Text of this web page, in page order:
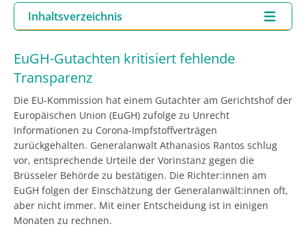
Inhaltsverzeichnis
EuGH-Gutachten kritisiert fehlende
Transparenz
Die EU-Kommission hat einem Gutachter am Gerichtshof der
Europäischen Union (EuGH) zufolge zu Unrecht
Informationen zu Corona-Impfstoffverträgen
zurückgehalten. Generalanwalt Athanasios Rantos schlug
vor, entsprechende Urteile der Vorinstanz gegen die
Brüsseler Behörde zu bestätigen. Die Richter:innen am
EuGH folgen der Einschätzung der Generalanwält:innen oft,
aber nicht immer. Mit einer Entscheidung ist in einigen
Monaten zu rechnen.